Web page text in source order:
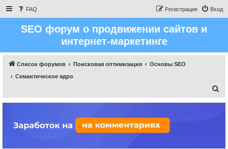
FAQ Вход
Регистрация
SEO форум о продвижении сайтов и
интернет-маркетинге
Список форумов Поисковая оптимизация
Основы SEO
Семантическое ядро